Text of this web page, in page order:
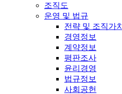
조직도
운영 및 법규
전략 및 조직가치
경영정보
계약정보
평판조사
윤리경영
법규정보
사회공헌